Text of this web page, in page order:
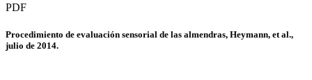
PDF
Procedimiento de evaluación sensorial de las almendras, Heymann, et al.,
julio de 2014.